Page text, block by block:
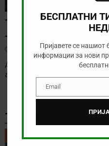
ТИП НА ДЕНОТ
– САО ПАОЛО
август 8, 2026
Денес нема голема понуда за
анализираме дуелот од
ТИКЕТ НА ДЕНОТ
ТИКЕТ НА ДЕНОТ
БЕСПЛАТНИ
Пријавете се нашиот
информации за нови
EmailEmail